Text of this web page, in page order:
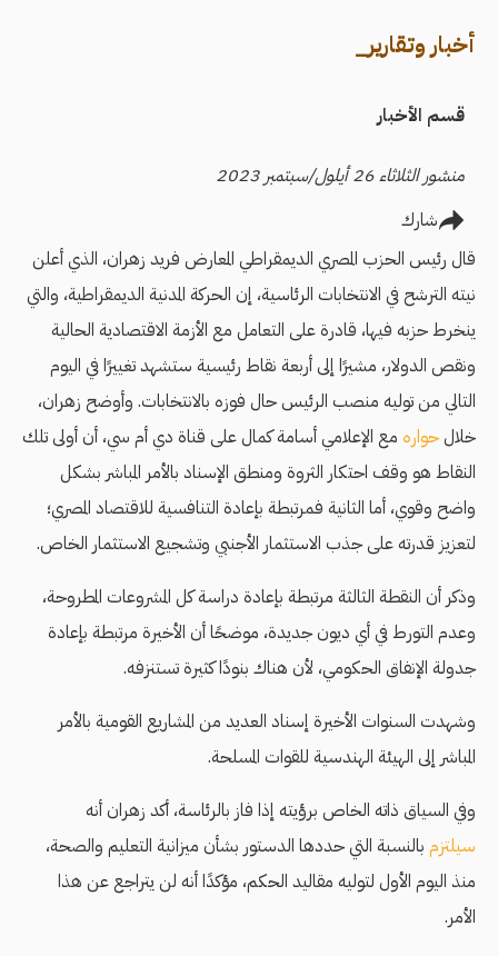
أخبار وتقارير_
قسم الأخبار
منشور الثلاثاء 26 أيلول/سبتمبر 2023
شارك
قال رئيس الحزب المصري الديمقراطي المعارض فريد زهران، الذي أعلن
نيته الترشح في الانتخابات الرئاسية، إن الحركة المدنية الديمقراطية، والتي
ينخرط حزبه فيها، قادرة على التعامل مع الأزمة الاقتصادية الحالية
ونقص الدولار، مشيرًا إلى أربعة نقاط رئيسية ستشهد تغييرًا في اليوم
التالي من توليه منصب الرئيس حال فوزه بالانتخابات. وأوضح زهران،
خلالحواره مع الإعلامي أسامة كمال على قناة دي أم سي، أن أولى تلك
النقاط هو وقف احتكار الثروة ومنطق الإسناد بالأمر المباشر بشكل
واضح وقوي، أما الثانية فمرتبطة بإعادة التنافسية للاقتصاد المصري؛
لتعزيز قدرته على جذب الاستثمار الأجنبي وتشجيع الاستثمار الخاص.
وذكر أن النقطة الثالثة مرتبطة بإعادة دراسة كل المشروعات المطروحة،
وعدم التورط في أي ديون جديدة، موضحًا أن الأخيرة مرتبطة بإعادة
جدولة الإنفاق الحكومي، لأن هناك بنودًا كثيرة تستنزفه.
وشهدت السنوات الأخيرة إسناد العديد من المشاريع القومية بالأمر
المباشر إلى الهيئة الهندسية للقوات المسلحة.
وفي السياق ذاته الخاص برؤيته إذا فاز بالرئاسة، أكد زهران أنه
سيلتزم بالنسبة التي حددها الدستور بشأن ميزانية التعليم والصحة،
منذ اليوم الأول لتوليه مقاليد الحكم، مؤكدًا أنه لن يتراجع عن هذا
الأمر.